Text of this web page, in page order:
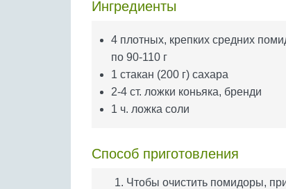
Ингредиенты
4 плотных, крепких средних
по 90-110 г
1 стакан (200 г) сахара
2-4 ст. ложки коньяка, бренди
1 ч. ложка соли
Способ приготовления
Чтобы очистить помидоры,